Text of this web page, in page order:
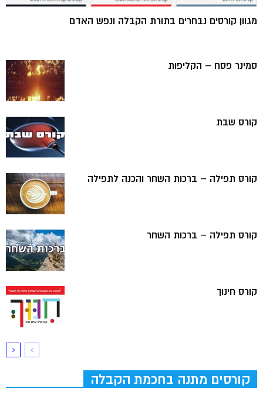
מגוון קורסים נבחרים בתורת הקבלה ונפש האדם
סמינר פסח – הקליפות
קורס שבת
קורס תפילה – ברכות השחר והכנה לתפילה
קורס תפילה – ברכות השחר
קורס חינוך
קורסים מתנה בחכמת הקבלה